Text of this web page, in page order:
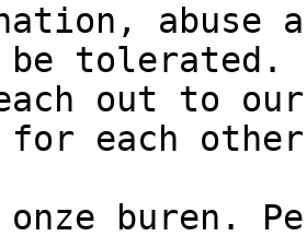
abuse
tolerated.
out to
for each
onze buren.